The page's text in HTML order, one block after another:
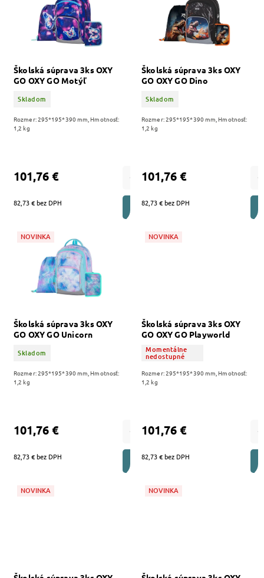
Školská súprava 3ks OXY
GO OXY GO Motýľ
Skladom
82,73 € bez DPH
101,76 €
DO KOŠÍKA
Rozmer: 295*195*390 mm, Hmotnosť:
1,2 kg
Školská súprava 3ks OXY
GO OXY GO Dino
Skladom
82,73 € bez DPH
101,76 €
Rozmer: 295*195*390 mm, Hmotnosť:
1,2 kg
NOVINKA
Školská súprava 3ks OXY
GO OXY GO Unicorn
Skladom
82,73 € bez DPH
101,76 €
DO KOŠÍKA
Rozmer: 295*195*390 mm, Hmotnosť:
1,2 kg
NOVINKA
Školská súprava 3ks OXY
GO OXY GO Playworld
Momentálne
nedostupné
82,73 € bez DPH
101,76 €
Rozmer: 295*195*390 mm, Hmotnosť:
1,2 kg
NOVINKA NOVINKA